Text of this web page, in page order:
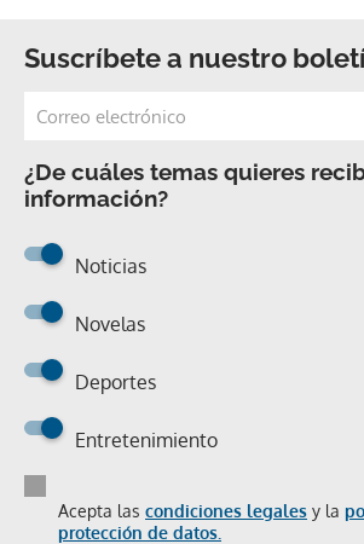
Suscríbete a nuestro
¿De cuáles temas quieres
información?
Noticias
Novelas
Deportes
Entretenimiento
Acepta las condiciones legales y la
protección de datos.